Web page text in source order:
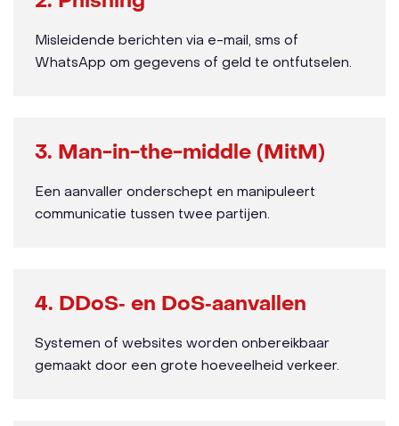
Misleidende berichten via e-mail, sms of
WhatsApp om gegevens of geld te ontfutselen.
3. Man-in-the-middle (MitM)
Een aanvaller onderschept en manipuleert
communicatie tussen twee partijen.
4. DDoS‑ en DoS‑aanvallen
Systemen of websites worden onbereikbaar
gemaakt door een grote hoeveelheid verkeer.